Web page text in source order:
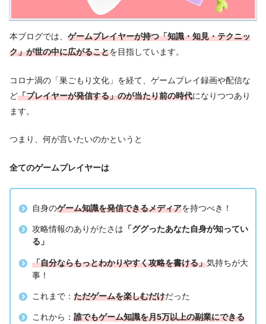
本ブログでは、 ゲームプレイヤーが持つ「知識・知見・テクニッ
ク」が世の中に広がることを目指しています。
コロナ渦の「巣ごもり文化」を経て、ゲームプレイ録画や配信な
ど「プレイヤーが発信する」のが当たり前の時代になりつつあり
ます。
つまり、何が言いたいのかというと
全てのゲームプレイヤーは
自身のゲーム知識を発信できるメディアを持つべき！
攻略情報のありがたさは 「ググったあなた自身が知ってい
る」
「自分ならもっとわかりやすく攻略を書ける」気持ちが大
事！
これまで： ただゲームを楽しむだけだった
これから： 誰でもゲーム知識を月5万以上の副業にできる